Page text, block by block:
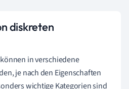
diskreten
in verschiedene
je nach den Eigenschaften
wichtige Kategorien sind